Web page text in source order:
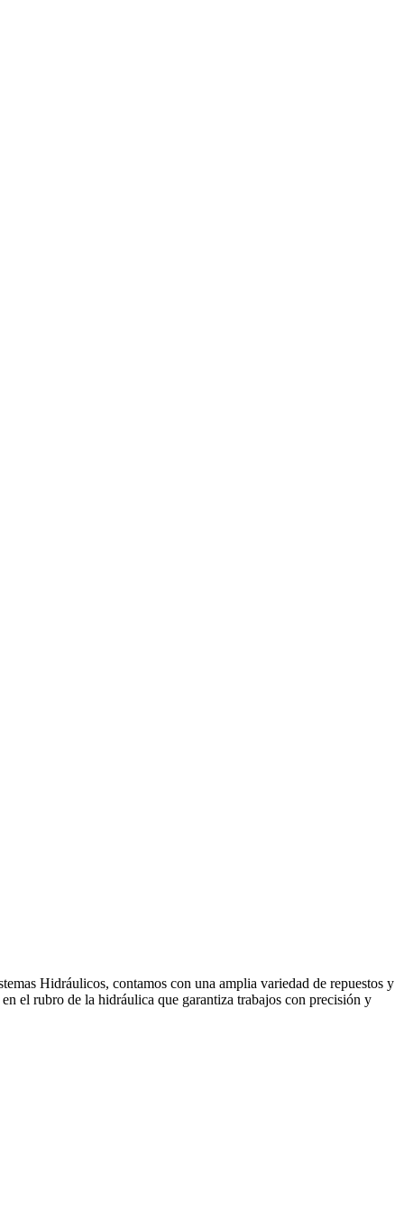
Hidráulicos, contamos con una amplia variedad de repuestos y
el rubro de la hidráulica que garantiza trabajos con precisión y